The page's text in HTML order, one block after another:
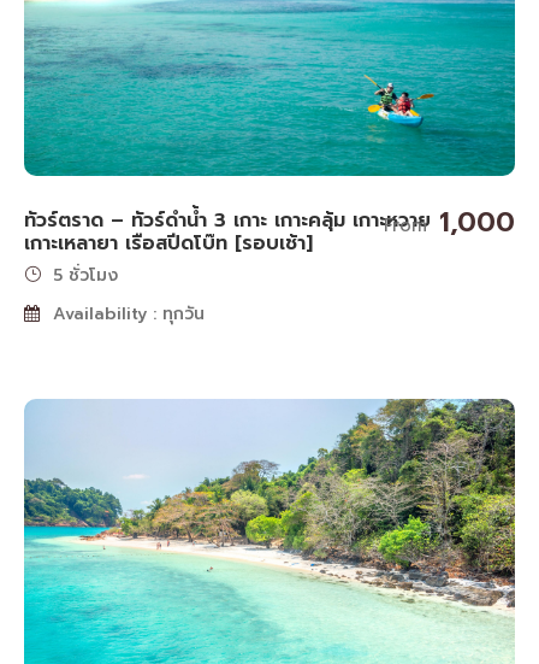
ทัวร์ตราด – ทัวร์ดำน้ำ 3 เกาะ เกาะคลุ้ม เกาะหวาย
เกาะเหลายา เรือสปีดโบ๊ท [รอบเช้า]
From 1,000
5 ชั่วโมง
Availability : ทุกวัน